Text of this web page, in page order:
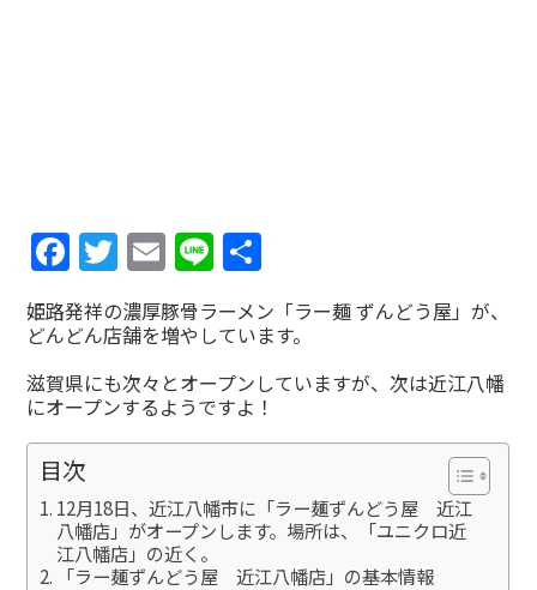
Facebook
Twitter
Email
Line
有
姫路発祥の濃厚豚骨ラーメン「ラー麺 ずんどう屋」が、
どんどん店舗を増やしています。
滋賀県にも次々とオープンしていますが、次は近江八幡
にオープンするようですよ！
目次
12月18日、近江八幡市に「ラー麺ずんどう屋 近江
八幡店」がオープンします。場所は、「ユニクロ近
江八幡店」の近く。
「ラー麺ずんどう屋 近江八幡店」の基本情報